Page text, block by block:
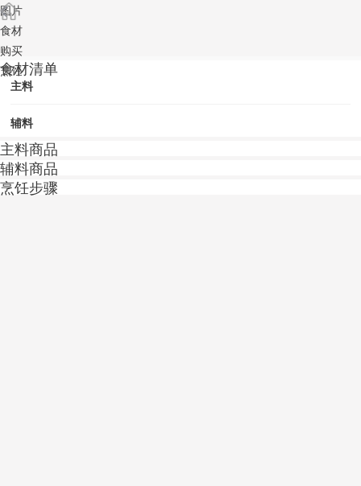
图片
食材
购买
烹饪
食材清单
主料
辅料
主料商品
辅料商品
烹饪步骤